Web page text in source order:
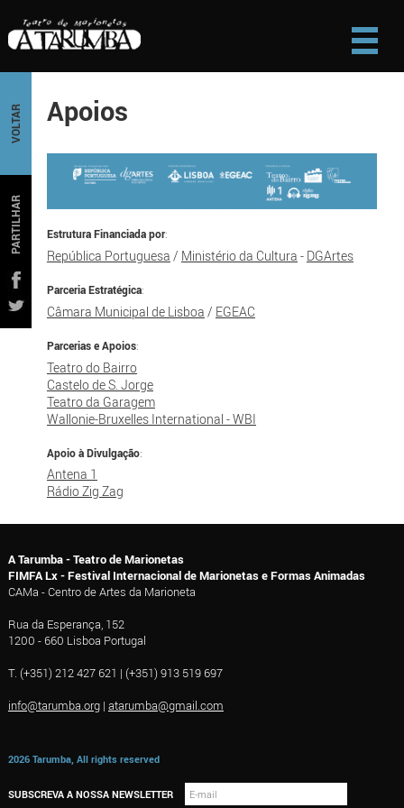
VOLTAR
PARTILHAR
Apoios
Estrutura Financiada por:
República Portuguesa / Ministério da Cultura - DGArtes
Parceria Estratégica:
Câmara Municipal de Lisboa / EGEAC
Parcerias e Apoios:
Teatro do Bairro
Castelo de S. Jorge
Teatro da Garagem
Wallonie-Bruxelles International - WBI
Apoio à Divulgação:
Antena 1
Rádio Zig Zag
A Tarumba - Teatro de Marionetas
FIMFA Lx - Festival Internacional de Marionetas e Formas Animadas
CAMa - Centro de Artes da Marioneta
Rua da Esperança, 152
1200 - 660 Lisboa Portugal
T. (+351) 212 427 621 | (+351) 913 519 697
info@tarumba.org| atarumba@gmail.com
2026 Tarumba, All rights reserved
SUBSCREVA A NOSSA NEWSLETTER